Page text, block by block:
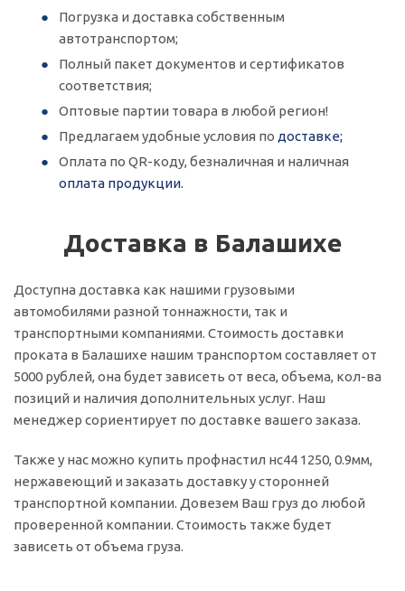
Погрузка и доставка собственным
автотранспортом;
Полный пакет документов и сертификатов
соответствия;
Оптовые партии товара в любой регион!
Предлагаем удобные условия по доставке;
Оплата по QR-коду, безналичная и наличная
оплата продукции.
Доставка в Балашихе
Доступна доставка как нашими грузовыми
автомобилями разной тоннажности, так и
транспортными компаниями. Стоимость доставки
проката в Балашихе нашим транспортом составляет от
5000 рублей, она будет зависеть от веса, объема, кол-ва
позиций и наличия дополнительных услуг. Наш
менеджер сориентирует по доставке вашего заказа.
Также у нас можно купить профнастил нс44 1250, 0.9мм,
нержавеющий и заказать доставку у сторонней
транспортной компании. Довезем Ваш груз до любой
проверенной компании. Стоимость также будет
зависеть от объема груза.